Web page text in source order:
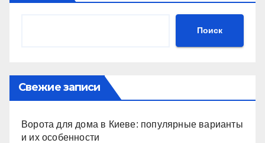
Поиск
Свежие записи
Ворота для дома в Киеве: популярные варианты
и их особенности